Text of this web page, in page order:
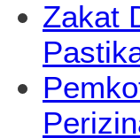
Zakat